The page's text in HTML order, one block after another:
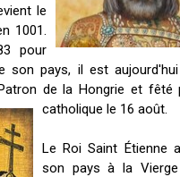
le
1001.
pour
son pays, il est
de la Hongrie et fêté
catholique le 16 août.
Le Roi Saint Étienne
son pays à la